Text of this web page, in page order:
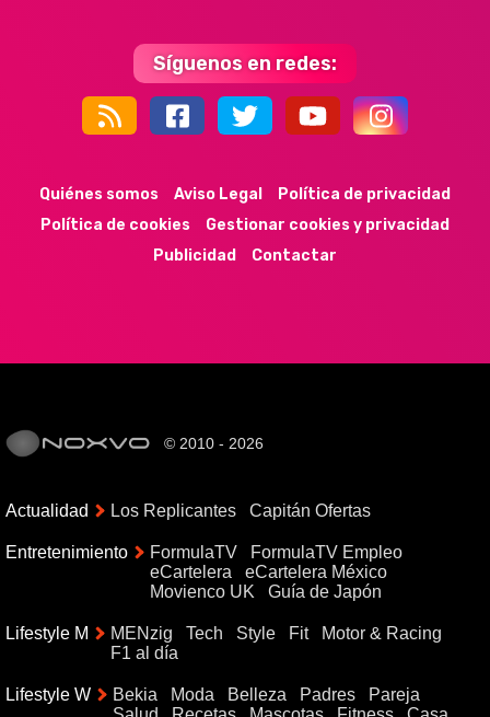
Síguenos en redes:
44k 9k 35k 352
Quiénes somos Aviso Legal
Política de privacidad
Política de cookies
Gestionar cookies y privacidad
Publicidad
Contactar
© 2010 - 2026
Actualidad Los Replicantes Capitán Ofertas
Entretenimiento FormulaTV
FormulaTV Empleo
eCartelera
eCartelera México
Movienco UK
Guía de Japón
Lifestyle M MENzig Tech Style Fit
Motor & Racing
F1 al día
Lifestyle W Bekia Moda Belleza Padres
Pareja